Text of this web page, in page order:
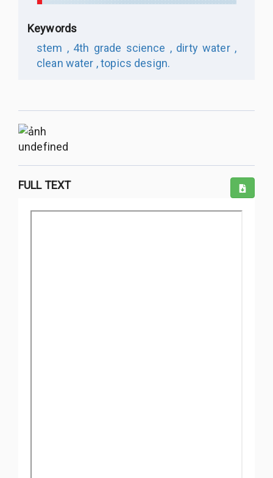
Keywords
stem ,4th grade science ,dirty water ,
clean water ,topics design.
undefined
FULL TEXT